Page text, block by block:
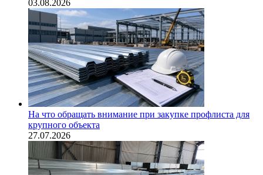
03.08.2026
На что обращать внимание при закупке профлиста для
крупного объекта
27.07.2026